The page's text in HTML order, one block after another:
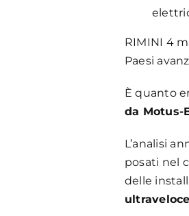
RIMINI 4
Paesi
È quanto
da Motus-
L’analisi
posati nel
delle
ultraveloce